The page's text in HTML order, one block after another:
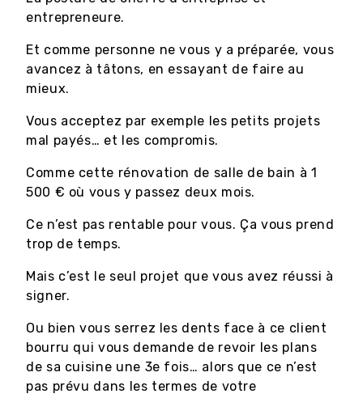
entrepreneure.
Et comme personne ne vous y a préparée, vous
avancez à tâtons, en essayant de faire au
mieux.
Vous acceptez par exemple les petits projets
mal payés… et les compromis.
Comme cette rénovation de salle de bain à 1
500 € où vous y passez deux mois.
Ce n’est pas rentable pour vous. Ça vous prend
trop de temps.
Mais c’est le seul projet que vous avez réussi à
signer.
Ou bien vous serrez les dents face à ce client
bourru qui vous demande de revoir les plans
de sa cuisine une 3e fois… alors que ce n’est
pas prévu dans les termes de votre